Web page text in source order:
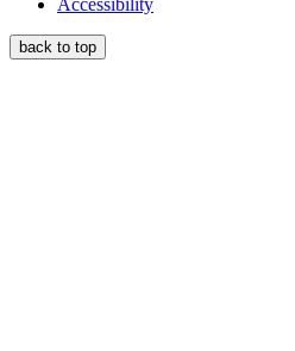
Accessibility
back to top